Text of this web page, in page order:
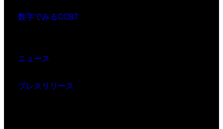
数字でみるCCBT
ニュース
プレスリリース